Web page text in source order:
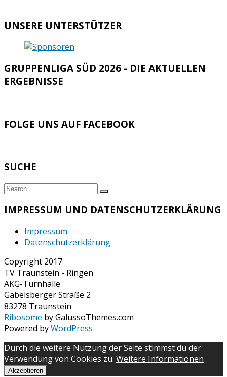
UNSERE UNTERSTÜTZER
GRUPPENLIGA SÜD 2026 - DIE AKTUELLEN
ERGEBNISSE
FOLGE UNS AUF FACEBOOK
SUCHE
Search
Search
IMPRESSUM UND DATENSCHUTZERKLÄRUNG
Impressum
Datenschutzerklärung
Copyright 2017
TV Traunstein - Ringen
AKG-Turnhalle
Gabelsberger Straße 2
83278 Traunstein
Ribosome by GalussoThemes.com
Powered byWordPress
Durch die weitere Nutzung der Seite stimmst du der
Verwendung von Cookies zu. Weitere Informationen
Akzeptieren